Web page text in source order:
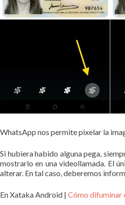
WhatsApp nos permite pixelar la
Si hubiera habido alguna pega,
mostrarlo en una videollamada. El
alterar. En tal caso, deberemos
En Xataka Android | Cómo difuminar